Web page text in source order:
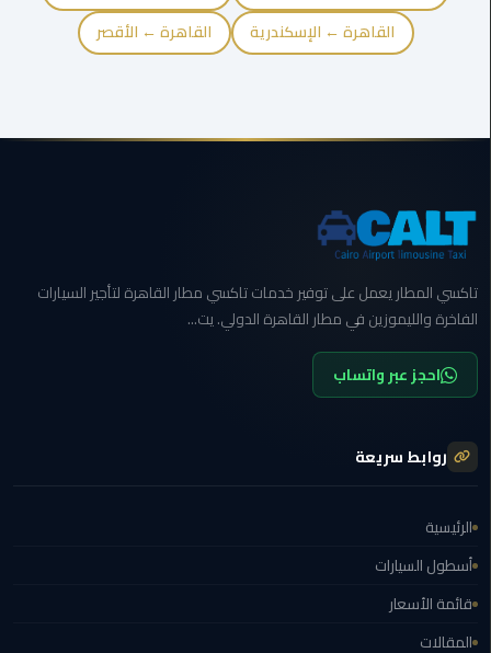
ليموزين
ليموزين
ليموزين
بنها
العبور
6
اكتوبر
الخط
ليموزين
القاهرة ← الإسكندرية
القاهرة ← الأقصر
تاكسي المطار يعمل على توفير خدمات تاكسي مطار القاهرة لتأجير السيارات
الفاخرة والليموزين في مطار القاهرة الدولي. يت...
احجز عبر واتساب
روابط سريعة
الرئيسية
أسطول السيارات
قائمة الأسعار
المقالات